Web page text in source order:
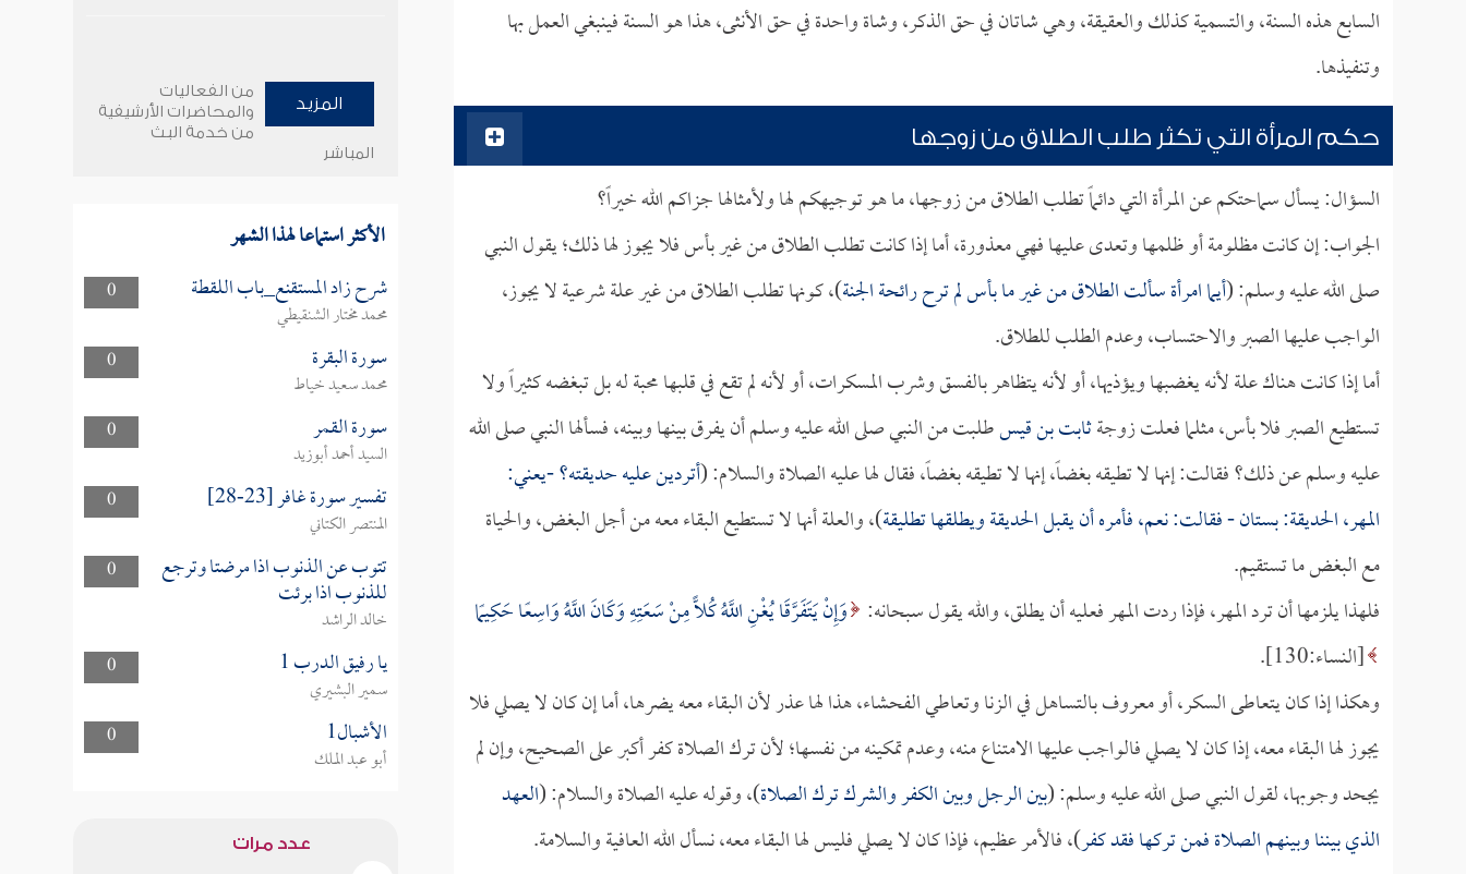
السابع هذه السنة، والتسمية كذلك والعقيقة، وهي شاتان في حق الذكر، وشاة واحدة في حق الأنثى، هذا هو السنة فينبغي العمل بها
وتنفيذها.
حكم المرأة التي تكثر طلب الطلاق من زوجها
السؤال: يسأل سماحتكم عن المرأة التي دائماً تطلب الطلاق من زوجها، ما هو توجيهكم لها ولأمثالها جزاكم الله خيراً؟
الجواب: إن كانت مظلومة أو ظلمها وتعدى عليها فهي معذورة، أما إذا كانت تطلب الطلاق من غير بأس فلا يجوز لها ذلك؛ يقول النبي
صلى الله عليه وسلم: (أيما امرأة سألت الطلاق من غير ما بأس لم ترح رائحة الجنة)، كونها تطلب الطلاق من غير علة شرعية لا يجوز،
الواجب عليها الصبر والاحتساب، وعدم الطلب للطلاق.
أما إذا كانت هناك علة لأنه يغضبها ويؤذيها، أو لأنه يتظاهر بالفسق وشرب المسكرات، أو لأنه لم تقع في قلبها محبة له بل تبغضه كثيراً ولا
تستطيع الصبر فلا بأس، مثلما فعلت زوجةثابت بن قيسطلبت من النبي صلى الله عليه وسلم أن يفرق بينها وبينه، فسألها النبي صلى الله
عليه وسلم عن ذلك؟ فقالت: إنها لا تطيقه بغضاً، إنها لا تطيقه بغضاً، فقال لها عليه الصلاة والسلام: (أتردين عليه حديقته؟ -يعني:
المهر، الحديقة: بستان - فقالت: نعم، فأمره أن يقبل الحديقة ويطلقها تطليقة)، والعلة أنها لا تستطيع البقاء معه من أجل البغض، والحياة
مع البغض ما تستقيم.
فلهذا يلزمها أن ترد المهر، فإذا ردت المهر فعليه أن يطلق، والله يقول سبحانه: وَإِنْ يَتَفَرَّقَا يُغْنِ اللَّهُ كُلًّا مِنْ سَعَتِهِ وَكَانَ اللَّهُ وَاسِعًا حَكِيمًا
[النساء:130].
وهكذا إذا كان يتعاطى السكر، أو معروف بالتساهل في الزنا وتعاطي الفحشاء، هذا لها عذر لأن البقاء معه يضرها، أما إن كان لا يصلي فلا
يجوز لها البقاء معه، إذا كان لا يصلي فالواجب عليها الامتناع منه، وعدم تمكينه من نفسها؛ لأن ترك الصلاة كفر أكبر على الصحيح، وإن لم
يجحد وجوبها، لقول النبي صلى الله عليه وسلم: (بين الرجل وبين الكفر والشرك ترك الصلاة)، وقوله عليه الصلاة والسلام: (العهد
الذي بيننا وبينهم الصلاة فمن تركها فقد كفر)، فالأمر عظيم، فإذا كان لا يصلي فليس لها البقاء معه، نسأل الله العافية والسلامة.
المزيد
من الفعاليات
والمحاضرات الأرشيفية
من خدمة البث
المباشر
الأكثر استماعا لهذا الشهر
0 شرح زاد المستقنع_باب اللقطة
محمد مختار الشنقيطي
0
سورة البقرة
محمد سعيد خياط
0
سورة القمر
السيد أحمد أبوزيد
0
تفسير سورة غافر [23-28]
المنتصر الكتاني
0
تتوب عن الذنوب اذا مرضتا وترجع
للذنوب اذا برئت
خالد الراشد
0
يا رفيق الدرب 1
سمير البشيري
0
الأشبال1
أبو عبد الملك
عدد مرات